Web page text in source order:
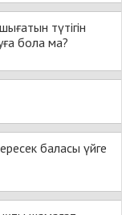
түтігін
бола ма?
баласы үйге